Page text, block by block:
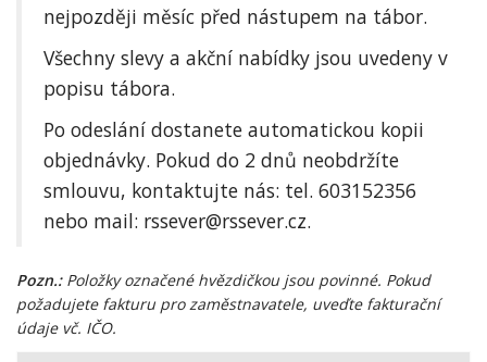
nejpozději měsíc před nástupem na tábor.
Všechny slevy a akční nabídky jsou uvedeny v
popisu tábora.
Po odeslání dostanete automatickou kopii
objednávky. Pokud do 2 dnů neobdržíte
smlouvu, kontaktujte nás: tel. 603152356
nebo mail: rssever@rssever.cz.
Pozn.:Položky označené hvězdičkou jsou povinné. Pokud
požadujete fakturu pro zaměstnavatele, uveďte fakturační
údaje vč. IČO.